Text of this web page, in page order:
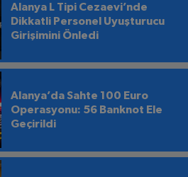
Alanya L Tipi Cezaevi’nde
Dikkatli Personel Uyuşturucu
Girişimini Önledi
Alanya’da Sahte 100 Euro
Operasyonu: 56 Banknot Ele
Geçirildi